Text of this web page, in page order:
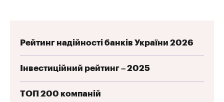
Рейтинг надійності банків України 2026
Інвестиційний рейтинг – 2025
ТОП 200 компаній